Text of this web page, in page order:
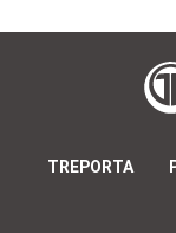
TREPORTA